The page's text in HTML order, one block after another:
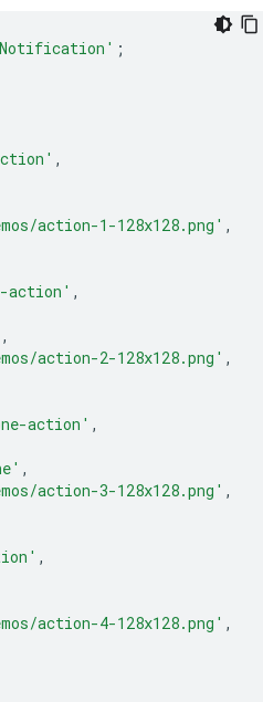
;
,
action-1-128x128.png' ,
action' ,
,
action-2-128x128.png' ,
action' ,
,
action-3-128x128.png' ,
,
action-4-128x128.png' ,